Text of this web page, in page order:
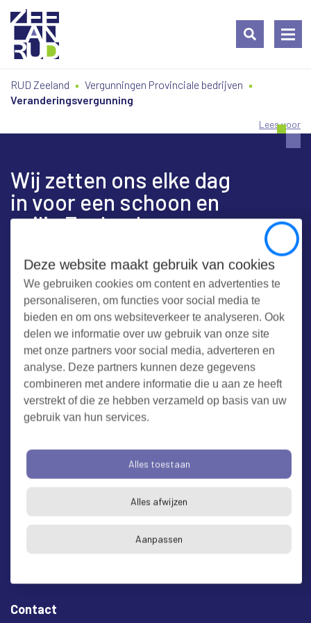
Close
Deze website maakt gebruik van cookies
We gebruiken cookies om content en advertenties te
personaliseren, om functies voor social media te
bieden en om ons websiteverkeer te analyseren. Ook
delen we informatie over uw gebruik van onze site
met onze partners voor social media, adverteren en
analyse. Deze partners kunnen deze gegevens
combineren met andere informatie die u aan ze heeft
verstrekt of die ze hebben verzameld op basis van uw
gebruik van hun services.
Alles toestaan
Alles afwijzen
Aanpassen
naar
naarRUD Zeeland
Vergunningen Provinciale bedrijven
Veranderingsvergunning
Lees voor
Wij zetten ons elke dag
in voor een schoon en
veilig Zeeland
Contact
Werken bij RUD Zeeland
Milieuklacht melden
Algemene voorwaarden
Toegankelijkheid
Bezoekadres en postadres
* op afspraak
RUD Zeeland
Buitenruststraat 6
Contact